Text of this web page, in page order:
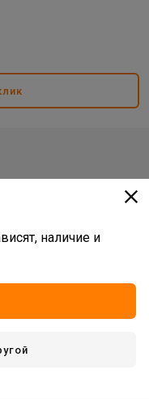
наличие и